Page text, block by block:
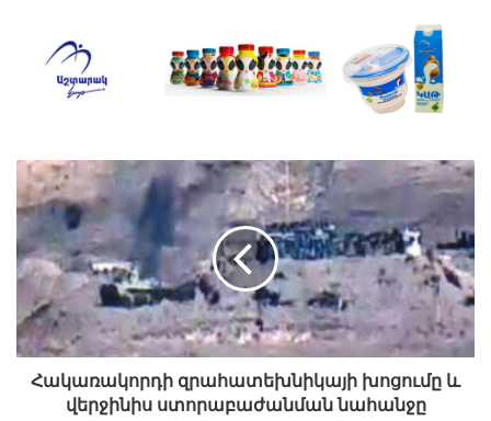
Լոգյան Արտյոմ Էդվարդի, ծնվ. 2001թ.
Պետրոսյան Վաչե Արարատի, ծնվ. 1996թ.
Կամավորական Հովհաննիսյան Կարեն Ստեփանի,
ծնվ. 1997թ.
Գրիգորյան Արսեն Վրեժի, ծնվ. 2001թ.
Մկրտչյան Արամ Մհերի, ծնվ. 2002թ.
Ղևոնդյան Գոռ Հովսեփի, ծնվ. 2000թ.
Գալստյան Երեմ Վանուշի, ծնվ. 1979թ.
Հակառակորդի զրահատեխնիկայի խոցումը և
վերջինիս ստորաբաժանման նահանջը